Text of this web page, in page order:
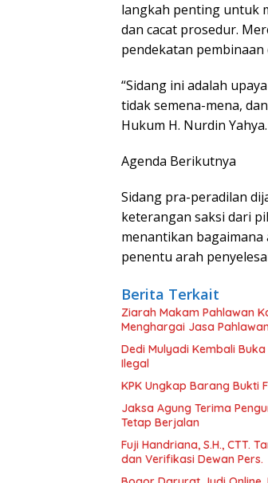
langkah penting untuk
dan cacat prosedur.
pendekatan pembinaan
“Sidang ini adalah
tidak semena-mena,
Hukum H. Nurdin Yahya.
Agenda Berikutnya
Sidang pra-peradilan
keterangan saksi dari
menantikan
penentu arah
Berita Terkait
Ziarah Makam Pahlawan
Menghargai Jasa Pahlawan
Dedi Mulyadi Kembali
Ilegal
KPK Ungkap Barang Bukti
Jaksa Agung Terima
Tetap Berjalan
Fuji Handriana, S.H., CTT.
dan Verifikasi Dewan Pers.